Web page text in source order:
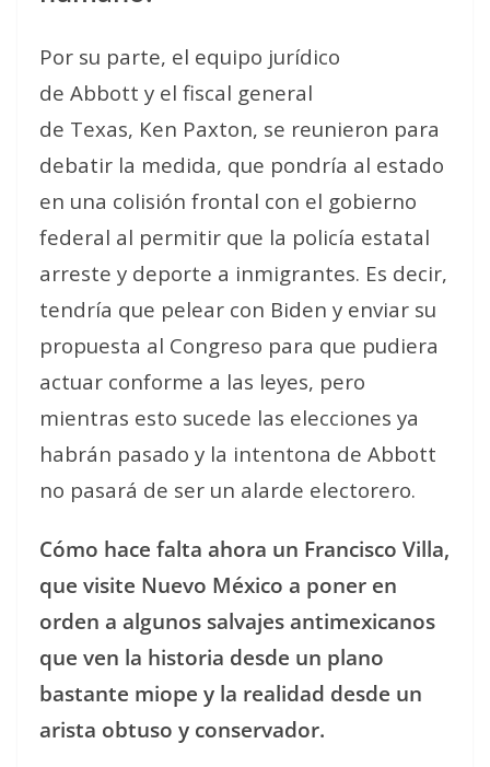
Por su parte, el equipo jurídico
de Abbott y el fiscal general
de Texas, Ken Paxton, se reunieron para
debatir la medida, que pondría al estado
en una colisión frontal con el gobierno
federal al permitir que la policía estatal
arreste y deporte a inmigrantes. Es decir,
tendría que pelear con Biden y enviar su
propuesta al Congreso para que pudiera
actuar conforme a las leyes, pero
mientras esto sucede las elecciones ya
habrán pasado y la intentona de Abbott
no pasará de ser un alarde electorero.
Cómo hace falta ahora un Francisco Villa,
que visite Nuevo México a poner en
orden a algunos salvajes antimexicanos
que ven la historia desde un plano
bastante miope y la realidad desde un
arista obtuso y conservador.